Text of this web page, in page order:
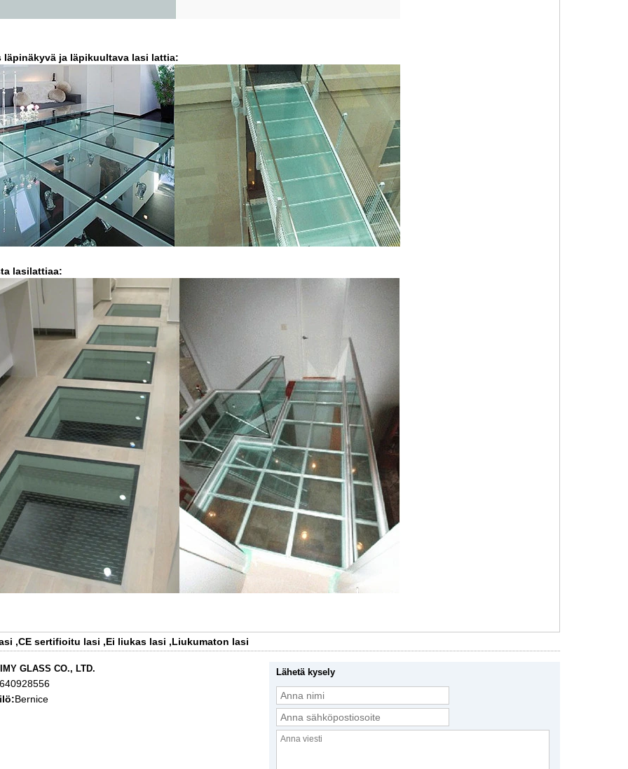
läpinäkyvä ja läpikuultava lasi lattia:
lasilattiaa:
,CE sertifioitu lasi ,Ei liukas lasi ,Liukumaton lasi
GLASS CO., LTD.
Bernice
Lähetä kysely